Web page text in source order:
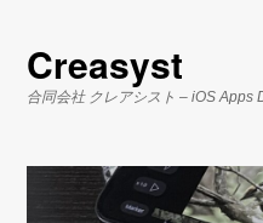
Creasyst
合同会社 クレアシスト – iOS Apps